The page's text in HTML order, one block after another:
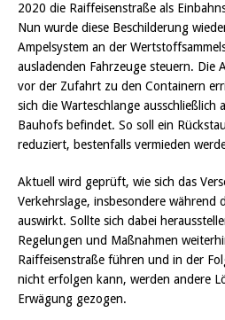
2020 die Raiffeisenstraße als
Nun wurde diese Beschilderung
Ampelsystem an der
ausladenden Fahrzeuge steuern. Die
vor der Zufahrt zu den Containern
sich die Warteschlange ausschließlich
Bauhofs befindet. So soll ein
reduziert, bestenfalls vermieden
Aktuell wird geprüft, wie sich das
Verkehrslage, insbesondere während
auswirkt. Sollte sich dabei
Regelungen und Maßnahmen
Raiffeisenstraße führen und in der
nicht erfolgen kann, werden andere
Erwägung gezogen.